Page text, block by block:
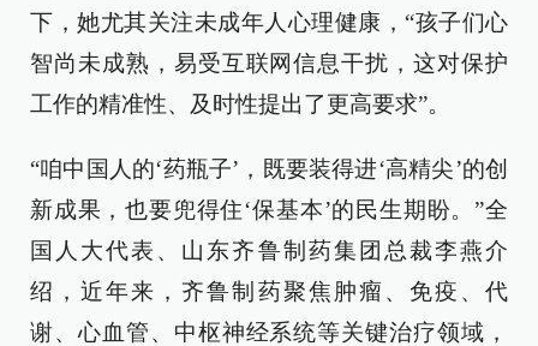
下，她尤其关注未成年人心理健康，“孩子们心
智尚未成熟，易受互联网信息干扰，这对保护
工作的精准性、及时性提出了更高要求”。
“咱中国人的‘药瓶子’，既要装得进‘高精尖’的创
新成果，也要兜得住‘保基本’的民生期盼。”全
国人大代表、山东齐鲁制药集团总裁李燕介
绍，近年来，齐鲁制药聚焦肿瘤、免疫、代
谢、心血管、中枢神经系统等关键治疗领域，